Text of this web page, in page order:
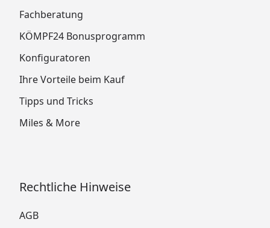
Fachberatung
KÖMPF24 Bonusprogramm
Konfiguratoren
Ihre Vorteile beim Kauf
Tipps und Tricks
Miles & More
Rechtliche Hinweise
AGB